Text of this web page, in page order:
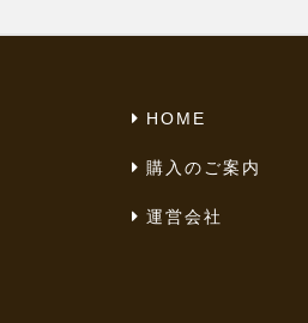
HOME
購入のご案内
運営会社